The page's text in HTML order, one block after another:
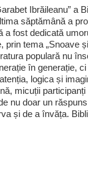
Ibrăileanu” a
săptămână a
a fost dedicată
prin tema „Snoave
populară nu
în generație,
logica și
micuții
nu doar un
și de a învăța.